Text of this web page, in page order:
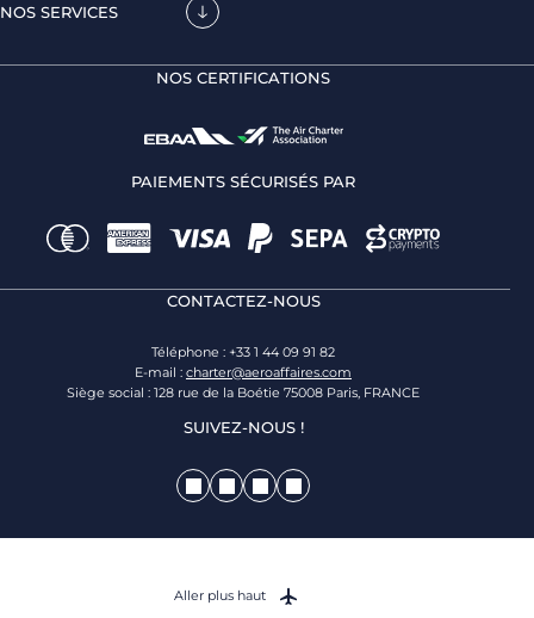
NOS SERVICES
NOS CERTIFICATIONS
PAIEMENTS SÉCURISÉS PAR
CONTACTEZ-NOUS
Téléphone : +33 1 44 09 91 82
E-mail : charter@aeroaffaires.com
Siège social : 128 rue de la Boétie 75008 Paris, FRANCE
SUIVEZ-NOUS !
Aller plus haut